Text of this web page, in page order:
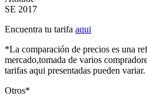
SE 2017
Encuentra tu tarifa aqui
*La comparación de precios es una
mercado,tomada de varios
tarifas aqui presentadas pueden variar.
Otros*